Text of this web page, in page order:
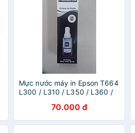
Mực nước máy in Epson T664
L300 / L310 / L350 / L360 /
L210 / L565 ... -70ML-HÀNG
NHẬP KHẨU
70.000 đ